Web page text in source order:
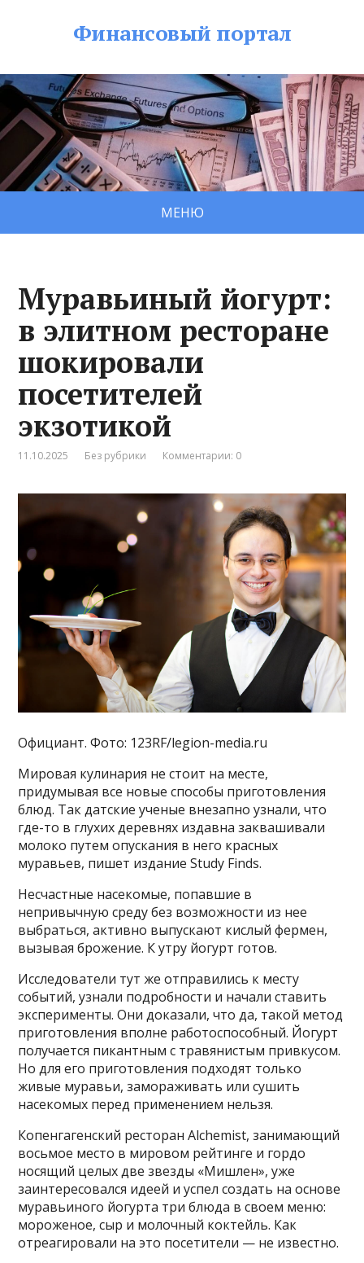
Финансовый портал
МЕНЮ
Муравьиный йогурт:
в элитном ресторане
шокировали
посетителей
экзотикой
11.10.2025 Без рубрики Комментарии: 0
Официант. Фото: 123RF/legion-media.ru
Мировая кулинария не стоит на месте,
придумывая все новые способы приготовления
блюд. Так датские ученые внезапно узнали, что
где-то в глухих деревнях издавна заквашивали
молоко путем опускания в него красных
муравьев, пишет издание Study Finds.
Несчастные насекомые, попавшие в
непривычную среду без возможности из нее
выбраться, активно выпускают кислый фермен,
вызывая брожение. К утру йогурт готов.
Исследователи тут же отправились к месту
событий, узнали подробности и начали ставить
эксперименты. Они доказали, что да, такой метод
приготовления вполне работоспособный. Йогурт
получается пикантным с травянистым привкусом.
Но для его приготовления подходят только
живые муравьи, замораживать или сушить
насекомых перед применением нельзя.
Копенгагенский ресторан Alchemist, занимающий
восьмое место в мировом рейтинге и гордо
носящий целых две звезды «Мишлен», уже
заинтересовался идеей и успел создать на основе
муравьиного йогурта три блюда в своем меню:
мороженое, сыр и молочный коктейль. Как
отреагировали на это посетители — не известно.